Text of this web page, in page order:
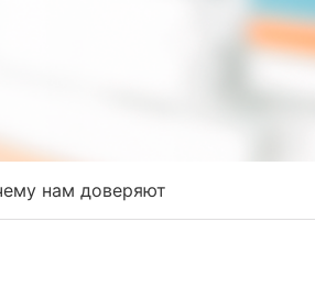
нам доверяют